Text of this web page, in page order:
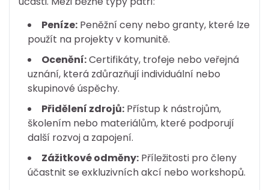
Peníze: Peněžní ceny nebo granty, které lze
použít na projekty v komunitě.
Ocenění:Certifikáty, trofeje nebo veřejná
uznání, která zdůrazňují individuální nebo
skupinové úspěchy.
Přidělení zdrojů: Přístup k nástrojům,
školením nebo materiálům, které podporují
další rozvoj a zapojení.
Zážitkové odměny: Příležitosti pro členy
účastnit se exkluzivních akcí nebo workshopů.